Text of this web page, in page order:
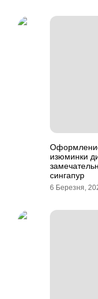
изюминки
сингапур
6 Березня,